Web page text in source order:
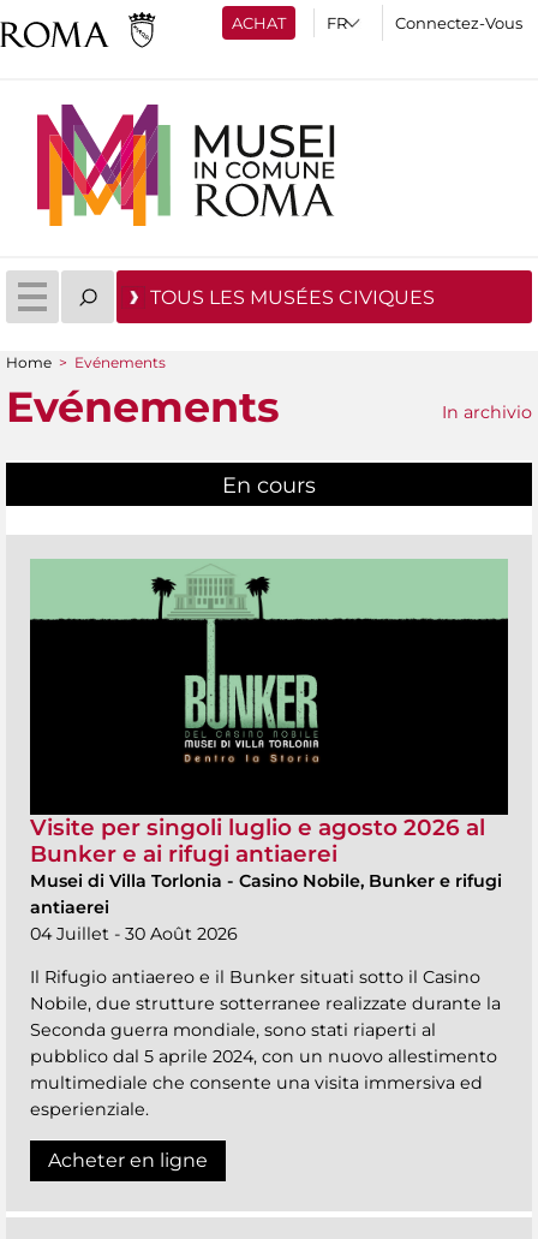
ACHAT Connectez-Vous
TOUS LES MUSÉES CIVIQUES
You are here
Home > Evénements
Evénements In archivio
En cours
Visite per singoli luglio e agosto 2026 al
Bunker e ai rifugi antiaerei
Musei di Villa Torlonia - Casino Nobile, Bunker e rifugi
antiaerei
04 Juillet - 30 Août 2026
Il Rifugio antiaereo e il Bunker situati sotto il Casino
Nobile, due strutture sotterranee realizzate durante la
Seconda guerra mondiale, sono stati riaperti al
pubblico dal 5 aprile 2024, con un nuovo allestimento
multimediale che consente una visita immersiva ed
esperienziale.
Acheter en ligne